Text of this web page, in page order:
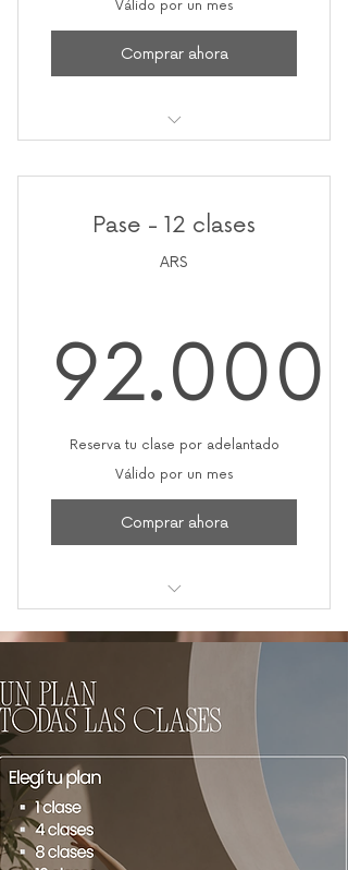
Válido por un mes
Comprar ahora
Pase - 12 clases
ARS
92.000
Reserva tu clase por adelantado
Válido por un mes
Comprar ahora